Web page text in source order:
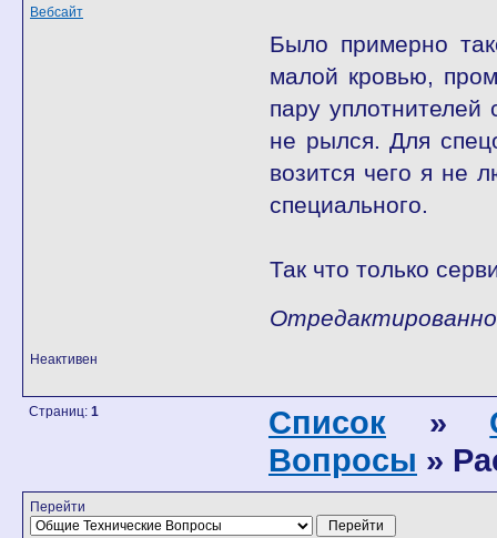
Вебсайт
Было примерно
малой кровью,
пару
не рылся. Для
возится чего я не
специального.
Так что только
Неактивен
Страниц: 1 Список »
Вопросы »
Перейти